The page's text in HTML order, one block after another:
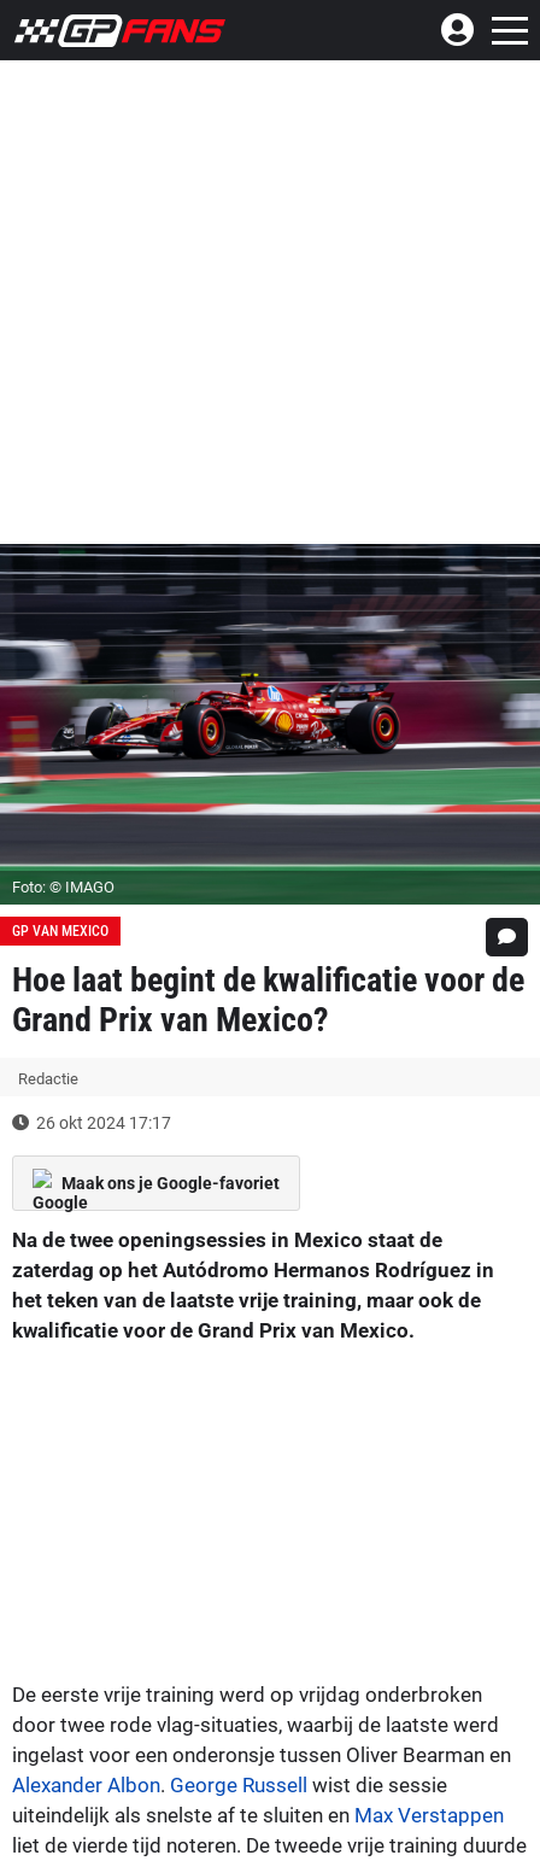
Foto: © IMAGO
GP VAN MEXICO
Hoe laat begint de kwalificatie voor de
Grand Prix van Mexico?
Redactie
26 okt 2024 17:17
Maak ons je Google-favoriet
Na de twee openingsessies in Mexico staat de
zaterdag op het Autódromo Hermanos Rodríguez in
het teken van de laatste vrije training, maar ook de
kwalificatie voor de Grand Prix van Mexico.
De eerste vrije training werd op vrijdag onderbroken
door twee rode vlag-situaties, waarbij de laatste werd
ingelast voor een onderonsje tussen Oliver Bearman en
Alexander Albon. George Russell wist die sessie
uiteindelijk als snelste af te sluiten en Max Verstappen
liet de vierde tijd noteren. De tweede vrije training duurde